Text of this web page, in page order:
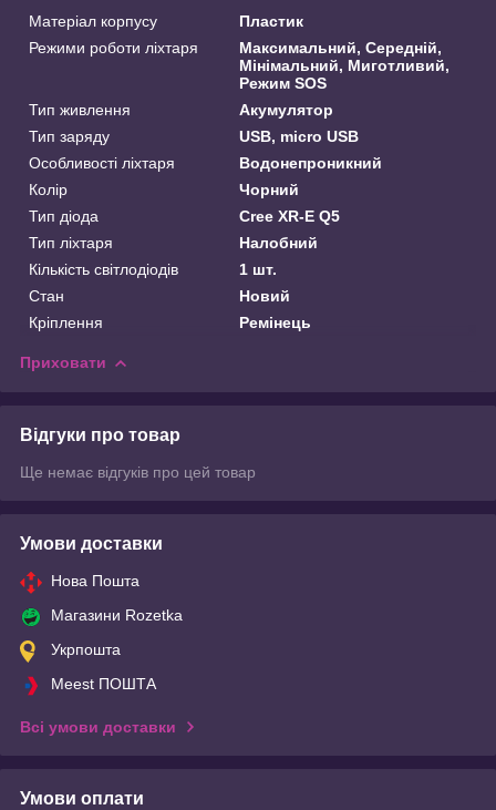
Матеріал корпусу
Пластик
Режими роботи ліхтаря
Максимальний, Середній,
Мінімальний, Миготливий,
Режим SOS
Тип живлення
Акумулятор
Тип заряду
USB, micro USB
Особливості ліхтаря
Водонепроникний
Колір
Чорний
Тип діода
Cree XR-E Q5
Тип ліхтаря
Налобний
Кількість світлодіодів
1 шт.
Стан
Новий
Кріплення
Ремінець
Приховати
Відгуки про товар
Ще немає відгуків про цей товар
Умови доставки
Нова Пошта
Магазини Rozetka
Укрпошта
Meest ПОШТА
Всі умови доставки
Умови оплати